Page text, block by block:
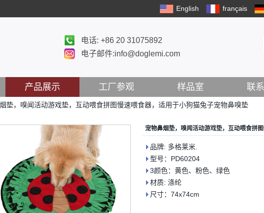
English français
电话: +86 20 31075892
电子邮件:info@doglemi.com
产品展示 工厂参观 样品室 联
垫，嗅闻活动游戏垫，互动喂食拼图慢速喂食器，适用于小狗猫兔子宠物鼻嗅垫
宠物鼻烟垫，嗅闻活动游戏垫，互动喂食拼
品牌: 多格莱米.
型号：PD60204
3颜色：黄色、粉色、绿色
材质: 涤纶
尺寸：74x74cm